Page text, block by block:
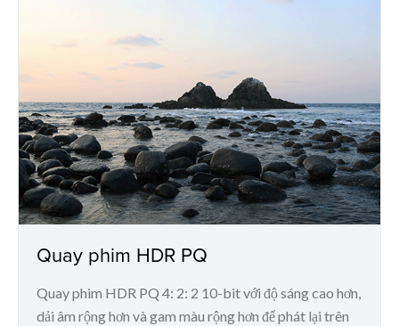
Quay phim HDR PQ
Quay phim HDR PQ 4: 2: 2 10-bit với độ sáng cao hơn,
dải âm rộng hơn và gam màu rộng hơn để phát lại trên